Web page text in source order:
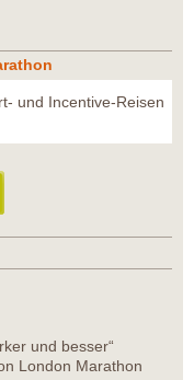
und Incentive-Reisen
und besser“
London Marathon